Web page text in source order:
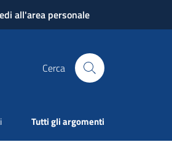
all'area personale
Cerca
Tutti gli argomenti